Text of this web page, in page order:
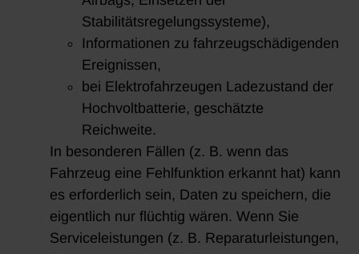
Stabilitätsregelungssysteme),
Informationen zu fahrzeugschädigenden
Ereignissen,
bei Elektrofahrzeugen Ladezustand der
Hochvoltbatterie, geschätzte
Reichweite.
In besonderen Fällen (z. B. wenn das
Fahrzeug eine Fehlfunktion erkannt hat) kann
es erforderlich sein, Daten zu speichern, die
eigentlich nur flüchtig wären. Wenn Sie
Serviceleistungen (z. B. Reparaturleistungen,